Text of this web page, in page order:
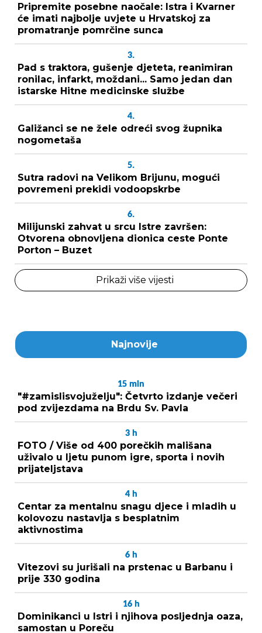
Pripremite posebne naočale: Istra i Kvarner
će imati najbolje uvjete u Hrvatskoj za
promatranje pomrčine sunca
3.
Pad s traktora, gušenje djeteta, reanimiran
ronilac, infarkt, moždani... Samo jedan dan
istarske Hitne medicinske službe
4.
Galižanci se ne žele odreći svog župnika
nogometaša
5.
Sutra radovi na Velikom Brijunu, mogući
povremeni prekidi vodoopskrbe
6.
Milijunski zahvat u srcu Istre završen:
Otvorena obnovljena dionica ceste Ponte
Porton – Buzet
Prikaži više vijesti
Najnovije
15 min
"#zamislisvojuželju": Četvrto izdanje večeri
pod zvijezdama na Brdu Sv. Pavla
3 h
FOTO / Više od 400 porečkih mališana
uživalo u ljetu punom igre, sporta i novih
prijateljstava
4 h
Centar za mentalnu snagu djece i mladih u
kolovozu nastavlja s besplatnim
aktivnostima
6 h
Vitezovi su jurišali na prstenac u Barbanu i
prije 330 godina
16 h
Dominikanci u Istri i njihova posljednja oaza,
samostan u Poreču